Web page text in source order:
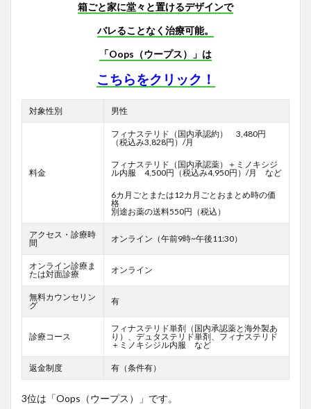
箱ごと家に堂々と置けるデザインで
バレることなく治療可能。
「Oops（ウープス）」は
こちらをクリック！
対象性別 男性
料金
フィナステリド（国内承認約） 3,480円
（税込み3,828円）/月
フィナステリド（国内承認薬）＋ミノキシジ
ル内服 4,500円（税込み4,950円）/月 など
6カ月ごとまたは12カ月ごとおまとめ時の価
格
別途お薬の送料550円（税込）
アクセス・診療時
間
オンライン（午前9時~午後11:30）
オンライン診療ま
たは対面診療
オンライン
無料カウンセリン
グ
有
診療コース
フィナステリド単剤（国内承認薬と海外製あ
り）、デュタステリド単剤、フィナステリド
＋ミノキシジル内服 など
返金制度 有（条件有）
3位は「Oops（ウープス）」です。